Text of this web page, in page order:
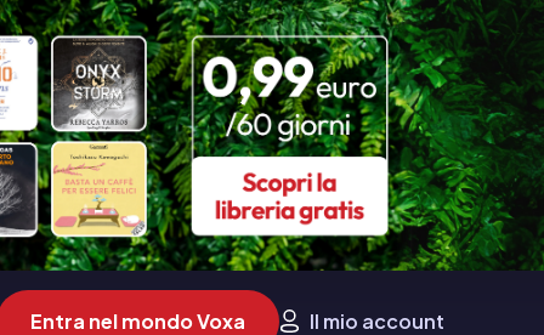
Entra nel mondo Voxa Il mio account